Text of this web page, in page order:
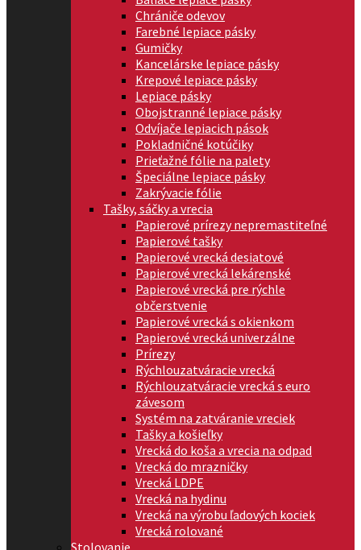
Chrániče odevov
Farebné lepiace pásky
Gumičky
Kancelárske lepiace pásky
Krepové lepiace pásky
Lepiace pásky
Obojstranné lepiace pásky
Odvíjače lepiacich pások
Pokladničné kotúčiky
Prieťažné fólie na palety
Špeciálne lepiace pásky
Zakrývacie fólie
Tašky, sáčky a vrecia
Papierové prírezy nepremastiteľné
Papierové tašky
Papierové vrecká desiatové
Papierové vrecká lekárenské
Papierové vrecká pre rýchle
občerstvenie
Papierové vrecká s okienkom
Papierové vrecká univerzálne
Prírezy
Rýchlouzatváracie vrecká
Rýchlouzatváracie vrecká s euro
závesom
Systém na zatváranie vreciek
Tašky a košieľky
Vrecká do koša a vrecia na odpad
Vrecká do mrazničky
Vrecká LDPE
Vrecká na hydinu
Vrecká na výrobu ľadových kociek
Vrecká rolované